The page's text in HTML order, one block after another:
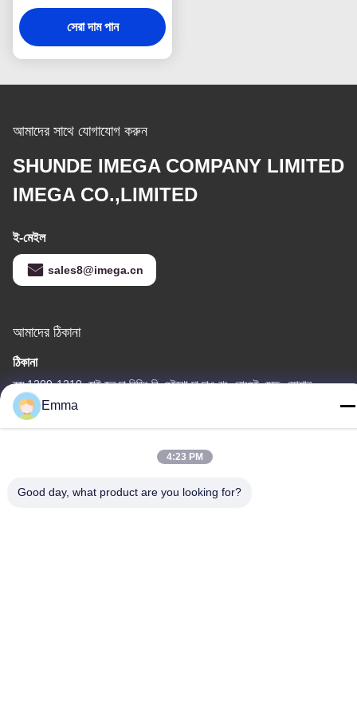
বিজ্ঞাপন উপহার
সেরা দাম পান
আমাদের সাথে যোগাযোগ করুন
SHUNDE IMEGA COMPANY LIMITED
IMEGA CO.,LIMITED
ই-মেইল
sales8@imega.cn
আমাদের ঠিকানা
ঠিকানা
রুম 1209-1210, হাই জুন দা বিল্ডিং বি, গুইঝো দা দাও ঝং, রোংগুই, শুন্ডে, ফোশান,
গুয়াংডং, চীন
টেল
Emma
4:23 PM
Good day, what product are you looking for?